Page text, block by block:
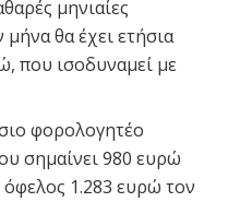
μηνιαίες
θα έχει ετήσια
που ισοδυναμεί με
φορολογητέο
σημαίνει 980 ευρώ
όφελος 1.283 ευρώ τον